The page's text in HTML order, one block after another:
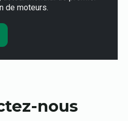
de moteurs.
nous